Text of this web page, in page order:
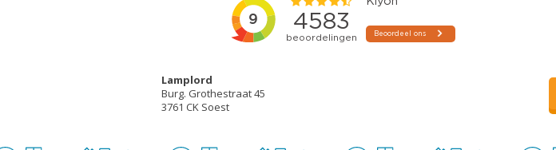
Lamplord
Burg. Grothestraat 45
3761 CK Soest